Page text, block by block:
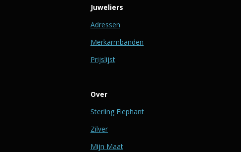
Juweliers
Adressen
Merkarmbanden
Prijslijst
Over
Sterling Elephant
Zilver
Mijn Maat